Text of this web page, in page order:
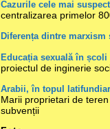
Cazurile cele mai
centralizarea primelor
Diferența dintre
Educația sexuală în școli
proiectul de inginerie
Arabii, în topul
Marii proprietari de
subvenții